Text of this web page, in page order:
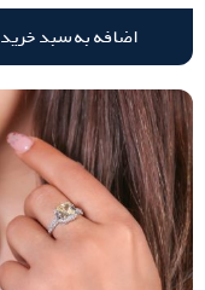
اضافه به سبد خرید